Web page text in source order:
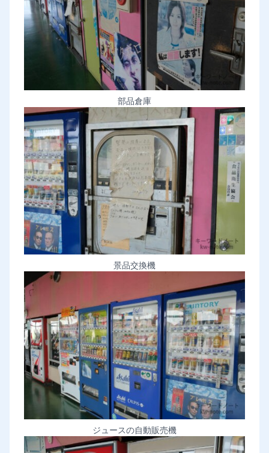
部品倉庫
景品交換機
ジュースの自動販売機